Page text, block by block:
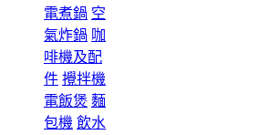
電煮鍋 空
氣炸鍋 咖
啡機及配
件 攪拌機
電飯煲 麵
包機 飲水